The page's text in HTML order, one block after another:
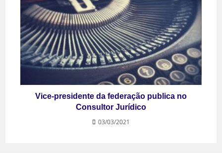
Vice-presidente da federação publica no
Consultor Jurídico
03/03/2021